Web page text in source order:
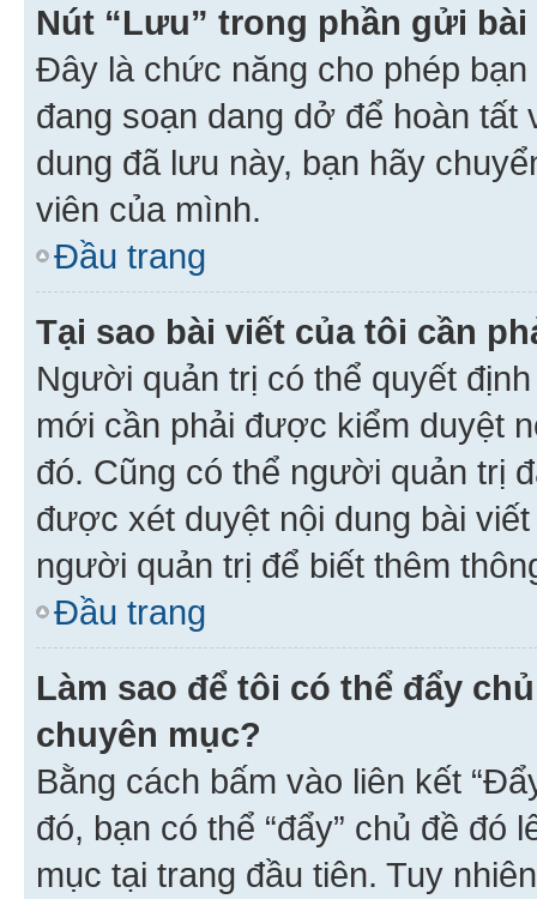
Nút “Lưu” trong phần gửi
Đây là chức năng cho phép
đang soạn dang dở để hoàn
dung đã lưu này, bạn hãy
viên của mình.
Đầu trang
Tại sao bài viết của tôi cần
Người quản trị có thể quyết
mới cần phải được kiểm duyệt
đó. Cũng có thể người quản trị
được xét duyệt nội dung bài
người quản trị để biết thêm
Đầu trang
Làm sao để tôi có thể đẩy
chuyên mục?
Bằng cách bấm vào liên kết
đó, bạn có thể “đẩy” chủ đề đó
mục tại trang đầu tiên. Tuy